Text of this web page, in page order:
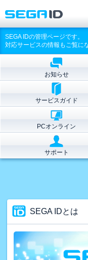
SEGA IDの管理ページです。
対応サービスの情報もご覧に
お知らせ
サービスガイド
PCオンライン
サポート
SEGA IDとは